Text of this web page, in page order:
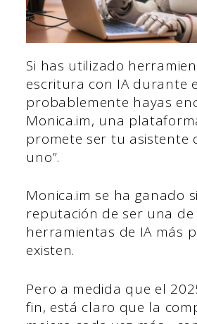
Si has utilizado
escritura con IA durante
probablemente hayas
Monica.im, una
promete ser tu asistente
uno”.
Monica.im se ha ganado
reputación de ser una de
herramientas de IA más
existen.
Pero a medida que el
fin, está claro que la